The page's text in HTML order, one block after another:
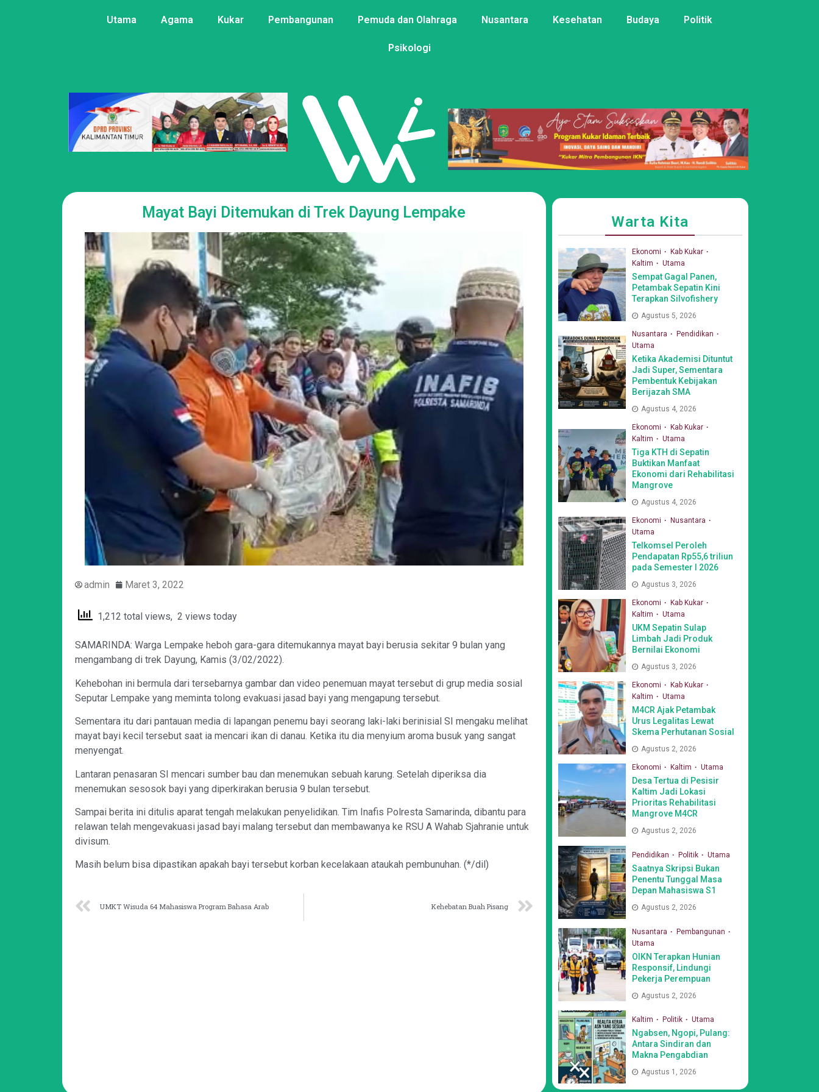
Utama Agama Kukar Pembangunan Pemuda dan Olahraga Nusantara Kesehatan Budaya Politik
Psikologi
Mayat Bayi Ditemukan di Trek Dayung Lempake
admin Maret 3, 2022
1,212 total views, 2 views today
SAMARINDA: Warga Lempake heboh gara-gara ditemukannya mayat bayi berusia sekitar 9 bulan yang
mengambang di trek Dayung, Kamis (3/02/2022).
Kehebohan ini bermula dari tersebarnya gambar dan video penemuan mayat tersebut di grup media sosial
Seputar Lempake yang meminta tolong evakuasi jasad bayi yang mengapung tersebut.
Sementara itu dari pantauan media di lapangan penemu bayi seorang laki-laki berinisial SI mengaku melihat
mayat bayi kecil tersebut saat ia mencari ikan di danau. Ketika itu dia menyium aroma busuk yang sangat
menyengat.
Lantaran penasaran SI mencari sumber bau dan menemukan sebuah karung. Setelah diperiksa dia
menemukan sesosok bayi yang diperkirakan berusia 9 bulan tersebut.
Sampai berita ini ditulis aparat tengah melakukan penyelidikan. Tim Inafis Polresta Samarinda, dibantu para
relawan telah mengevakuasi jasad bayi malang tersebut dan membawanya ke RSU A Wahab Sjahranie untuk
divisum.
Masih belum bisa dipastikan apakah bayi tersebut korban kecelakaan ataukah pembunuhan. (*/dil)
UMKT Wisuda 64 Mahasiswa Program Bahasa Arab Kehebatan Buah Pisang
Warta Kita
Ekonomi
Kab Kukar
Kaltim
Utama
Sempat Gagal Panen,
Petambak Sepatin Kini
Terapkan Silvofishery
Agustus 5, 2026
Nusantara
Pendidikan
Utama
Ketika Akademisi Dituntut
Jadi Super, Sementara
Pembentuk Kebijakan
Berijazah SMA
Agustus 4, 2026
Ekonomi
Kab Kukar
Kaltim
Utama
Tiga KTH di Sepatin
Buktikan Manfaat
Ekonomi dari Rehabilitasi
Mangrove
Agustus 4, 2026
Ekonomi
Nusantara
Utama
Telkomsel Peroleh
Pendapatan Rp55,6 triliun
pada Semester I 2026
Agustus 3, 2026
Ekonomi
Kab Kukar
Kaltim
Utama
UKM Sepatin Sulap
Limbah Jadi Produk
Bernilai Ekonomi
Agustus 3, 2026
Ekonomi
Kab Kukar
Kaltim
Utama
M4CR Ajak Petambak
Urus Legalitas Lewat
Skema Perhutanan Sosial
Agustus 2, 2026
Ekonomi Kaltim Utama
Desa Tertua di Pesisir
Kaltim Jadi Lokasi
Prioritas Rehabilitasi
Mangrove M4CR
Agustus 2, 2026
Pendidikan Politik Utama
Saatnya Skripsi Bukan
Penentu Tunggal Masa
Depan Mahasiswa S1
Agustus 2, 2026
Nusantara
Pembangunan
Utama
OIKN Terapkan Hunian
Responsif, Lindungi
Pekerja Perempuan
Agustus 2, 2026
Kaltim Politik Utama
Ngabsen, Ngopi, Pulang:
Antara Sindiran dan
Makna Pengabdian
Agustus 1, 2026